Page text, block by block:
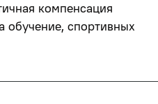
компенсация
обучение, спортивных